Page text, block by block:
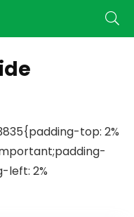
top: 2%
left: 2%